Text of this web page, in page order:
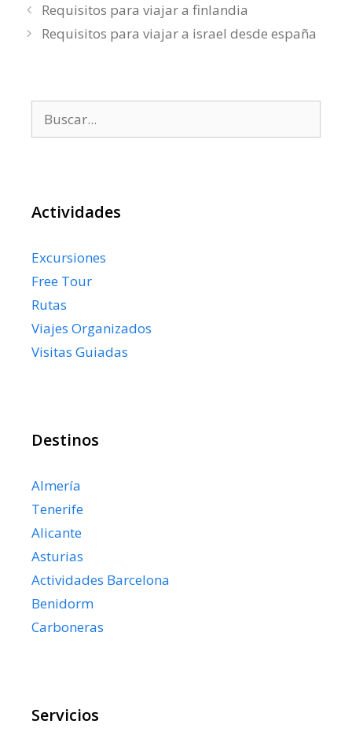
Requisitos para viajar a finlandia
Requisitos para viajar a israel desde españa
Actividades
Excursiones
Free Tour
Rutas
Viajes Organizados
Visitas Guiadas
Destinos
Almería
Tenerife
Alicante
Asturias
Actividades Barcelona
Benidorm
Carboneras
Servicios